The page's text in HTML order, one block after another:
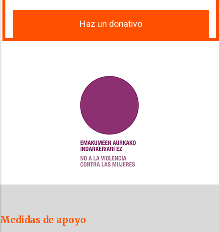
Haz un donativo
Medidas de apoyo